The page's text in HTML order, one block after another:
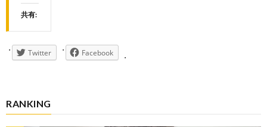
共有:
Twitter Facebook
RANKING